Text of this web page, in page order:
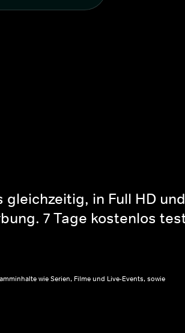
in Full HD
7 Tage kostenlos
wie Serien, Filme und Live-Events, sowie